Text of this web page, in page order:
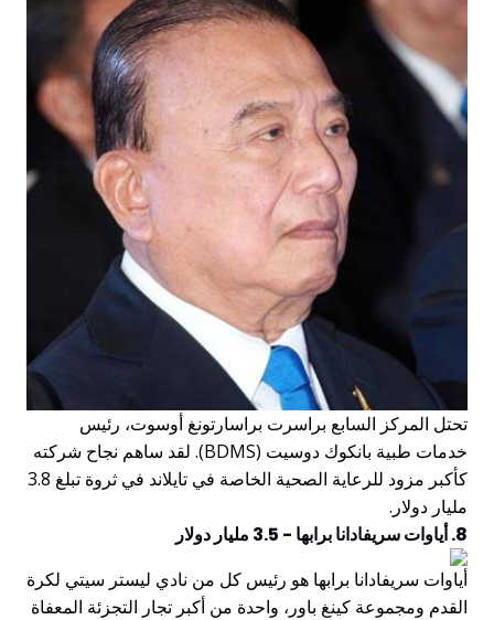
تحتل المركز السابع براسرت براسارتونغ أوسوت، رئيس
خدمات طبية بانكوك دوسيت (BDMS). لقد ساهم نجاح شركته
كأكبر مزود للرعاية الصحية الخاصة في تايلاند في ثروة تبلغ 3.8
مليار دولار.
8. أياوات سريفادانا برابها - 3.5 مليار دولار
أياوات سريفادانا برابها هو رئيس كل من نادي ليستر سيتي لكرة
القدم ومجموعة كينغ باور، واحدة من أكبر تجار التجزئة المعفاة